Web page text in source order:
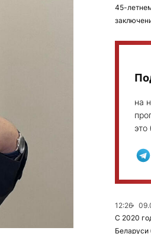
45-
на
это
12:26
С 2020
Беларуси